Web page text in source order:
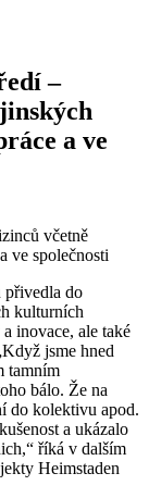
–
a ve
přivedla do
kulturních
inovace, ale také
jsme hned
tamním
bálo. Že na
do kolektivu apod.
a ukázalo
říká v dalším
Heimstaden